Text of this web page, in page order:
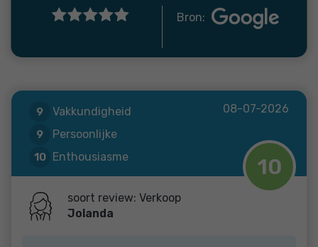
Bron:
08-07-2026
10
9 Vakkundigheid
9
Persoonlijke
begeleiding
10 Enthousiasme
soort review: Verkoop
Jolanda